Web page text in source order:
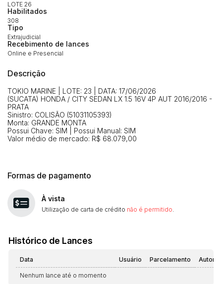
LOTE 26
Habilitados
308
Tipo
Extrajudicial
Recebimento de lances
Online e Presencial
Descrição
TOKIO MARINE | LOTE: 23 | DATA: 17/06/2026
(SUCATA) HONDA / CITY SEDAN LX 1.5 16V 4P AUT 2016/2016 -
PRATA
Sinistro: COLISÃO (51031105393)
Monta: GRANDE MONTA
Possui Chave: SIM | Possui Manual: SIM
Valor médio de mercado: R$ 68.079,00
Formas de pagamento
À vista
Utilização de carta de crédito não é permitido
Histórico de Lances
Data Usuário Parcelamento
Nenhum lance até o momento